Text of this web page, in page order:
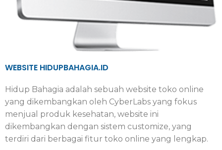
WEBSITE HIDUPBAHAGIA.ID
Hidup Bahagia adalah sebuah website toko online
yang dikembangkan oleh CyberLabs yang fokus
menjual produk kesehatan, website ini
dikembangkan dengan sistem customize, yang
terdiri dari berbagai fitur toko online yang lengkap.